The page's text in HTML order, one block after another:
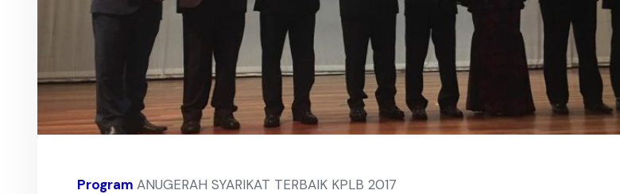
Program ANUGERAH SYARIKAT TERBAIK KPLB 2017